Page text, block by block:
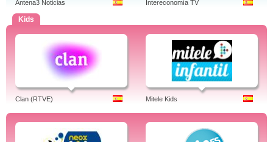
Antena3 Noticias Intereconomía TV
Kids
Clan (RTVE) Mitele Kids